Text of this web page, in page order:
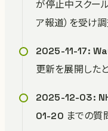
が停止中スクー
ア報道）を受け
2025-11-17:
更新を展開した
2025-12-03:
01-20 までの質